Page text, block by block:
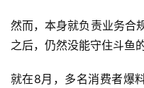
然而，本身就负责业务合
之后，仍然没能守住斗鱼
就在8月，多名消费者爆